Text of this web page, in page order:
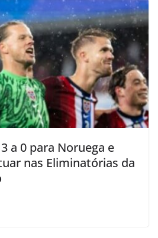
a 0 para Noruega e
nas Eliminatórias da